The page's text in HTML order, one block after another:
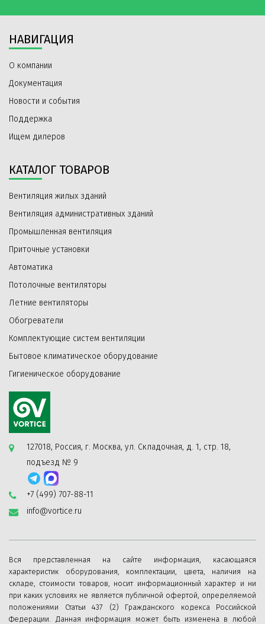
НАВИГАЦИЯ
О компании
Документация
Новости и события
Поддержка
Ищем дилеров
КАТАЛОГ ТОВАРОВ
Вентиляция жилых зданий
Вентиляция административных зданий
Промышленная вентиляция
Приточные установки
Автоматика
Потолочные вентиляторы
Летние вентиляторы
Обогреватели
Комплектующие систем вентиляции
Бытовое климатическое оборудование
Гигиеническое оборудование
127018, Россия, г. Москва, ул. Складочная, д. 1, стр. 18,
подъезд № 9
+7 (499) 707-88-11
info@vortice.ru
Вся представленная на сайте информация, касающаяся
характеристик оборудования, комплектации, цвета, наличия на
складе, стоимости товаров, носит информационный характер и ни
при каких условиях не является публичной офертой, определяемой
положениями Статьи 437 (2) Гражданского кодекса Российской
Федерации. Данная информация может быть изменена в любой